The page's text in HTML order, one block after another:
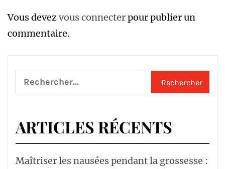
Vous devezvous connecterpour publier un
commentaire.
Rechercher :
ARTICLES RÉCENTS
Maîtriser les nausées pendant la grossesse :